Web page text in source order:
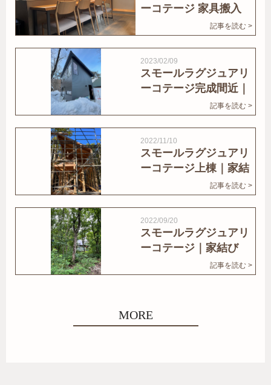
ーコテージ 家具搬入
記事を読む >
2023/02/09
スモールラグジュアリ
ーコテージ完成間近｜
記事を読む >
2022/11/10
スモールラグジュアリ
ーコテージ上棟｜家結
記事を読む >
2022/09/20
スモールラグジュアリ
ーコテージ｜家結び
記事を読む >
MORE